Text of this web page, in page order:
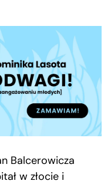
Balcerowicza
w złocie i